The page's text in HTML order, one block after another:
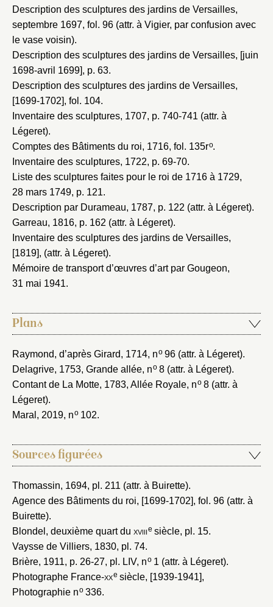
Description des sculptures des jardins de Versailles,
septembre 1697, fol. 96 (attr. à Vigier, par confusion avec
le vase voisin).
Description des sculptures des jardins de Versailles, [juin
1698-avril 1699], p. 63.
Description des sculptures des jardins de Versailles,
[1699-1702], fol. 104.
Inventaire des sculptures, 1707, p. 740-741 (attr. à
Légeret).
Comptes des Bâtiments du roi, 1716, fol. 135ro.
Inventaire des sculptures, 1722, p. 69-70.
Liste des sculptures faites pour le roi de 1716 à 1729,
28 mars 1749, p. 121.
Description par Durameau, 1787, p. 122 (attr. à Légeret).
Garreau, 1816, p. 162 (attr. à Légeret).
Inventaire des sculptures des jardins de Versailles,
[1819], (attr. à Légeret).
Mémoire de transport d’œuvres d’art par Gougeon,
31 mai 1941.
Plans
Raymond, d’après Girard, 1714, no96 (attr. à Légeret).
Delagrive, 1753, Grande allée, no8 (attr. à Légeret).
Contant de La Motte, 1783, Allée Royale, no8 (attr. à
Légeret).
Maral, 2019, no102.
Sources figurées
Thomassin, 1694, pl. 211 (attr. à Buirette).
Agence des Bâtiments du roi, [1699-1702], fol. 96 (attr. à
Buirette).
Blondel, deuxième quart du xviiie siècle, pl. 15.
Vaysse de Villiers, 1830, pl. 74.
Brière, 1911, p. 26-27, pl. LIV, no1 (attr. à Légeret).
Photographe France-xxe siècle, [1939-1941],
Photographie no336.
Créer et ajouter
Envoyer
Vous n'êtes pas encore inscrit ?
Vous avez oublié votre mot de passe ?